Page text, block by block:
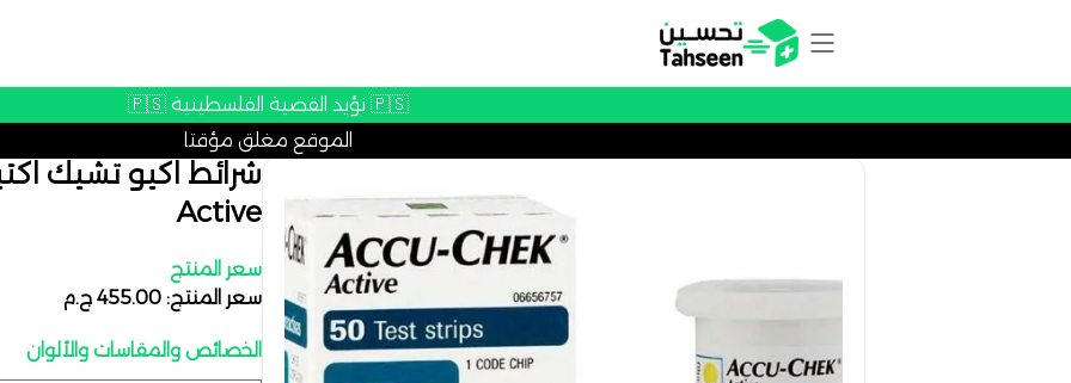
🇵🇸 نؤيد القضية الفلسطينية 🇵🇸
الموقع مغلق مؤقتا
Active
سعر المنتج
سعر المنتج: 455.00 ج.م
الخصائص والمقاسات والألوان